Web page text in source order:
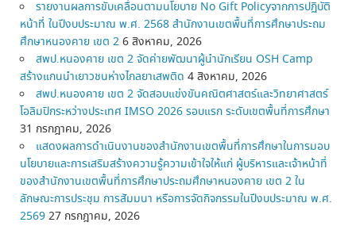
รายงานผลการขับเคลื่อนตามนโยบาย No Gift Policyจากการปฏิบัติ
หน้าที่ ในปีงบประมาณ พ.ศ. 2568 สำนักงานเขตพื้นที่การศึกษาประถม
ศึกษาหนองคาย เขต 2 6 สิงหาคม, 2026
สพป.หนองคาย เขต 2 จัดค่ายพัฒนาผู้นำนักเรียน OSH Camp
สร้างแกนนำเยาวชนห่างไกลยาเสพติด 4 สิงหาคม, 2026
สพป.หนองคาย เขต 2 จัดสอบแข่งขันคณิตศาสตร์และวิทยาศาสตร์
โอลิมปิกระหว่างประเทศ IMSO 2026 รอบแรก ระดับเขตพื้นที่การศึกษา
31 กรกฎาคม, 2026
แสดงผลการดำเนินงานของสำนักงานเขตพื้นที่การศึกษาในการมอบ
นโยบายและการเสริมสร้างความรู้ความเข้าใจให้แก่ ผู้บริหารและเจ้าหน้าที่
ของสำนักงานเขตพื้นที่การศึกษาประถมศึกษาหนองคาย เขต 2 ใน
ลักษณะการประชุม การสัมมนา หรือการจัดกิจกรรมในปีงบประมาณ พ.ศ.
2569 27 กรกฎาคม, 2026